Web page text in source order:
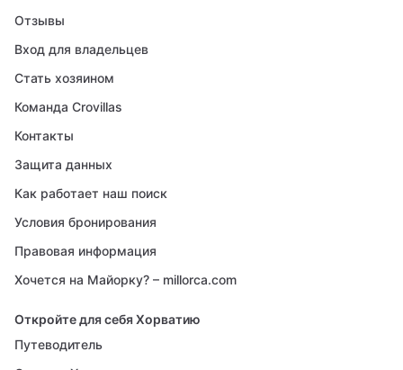
Отзывы
Вход для владельцев
Стать хозяином
Команда Crovillas
Контакты
Защита данных
Как работает наш поиск
Условия бронирования
Правовая информация
Хочется на Майорку? – millorca.com
Откройте для себя Хорватию
Путеводитель